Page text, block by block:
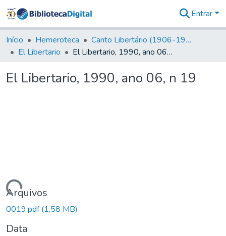
&
Coleções
Tudo na
Digital
Entrar
Início Hemeroteca
Canto Libertário (1906-1995)
El Libertario
El Libertario, 1990, ano 06, n 19
El Libertario, 1990, ano 06, n 19
Arquivos
0019.pdf(1,58 MB)
Data